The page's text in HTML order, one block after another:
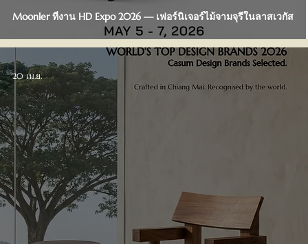
Moonler ที่งาน HD Expo 2026 — เฟอร์นิเจอร์ไม้จามจุรีในลาสเวกัส
20 เม.ย.